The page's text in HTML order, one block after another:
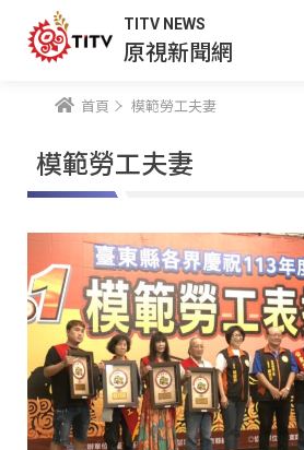
TITV NEWS
原視新聞網
首頁 模範勞工夫妻
模範勞工夫妻